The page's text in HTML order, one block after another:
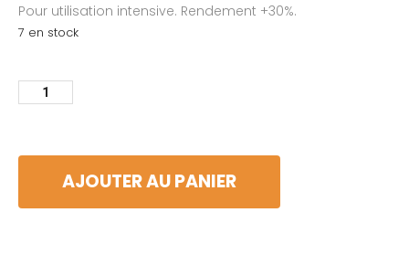
Pour utilisation intensive. Rendement +30%.
7 en stock
AJOUTER AU PANIER